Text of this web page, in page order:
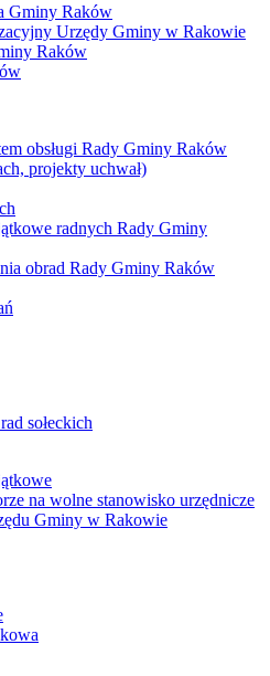
Gminy Raków
Urzędy Gminy w Rakowie
Raków
obsługi Rady Gminy Raków
projekty uchwał)
radnych Rady Gminy
obrad Rady Gminy Raków
sołeckich
na wolne stanowisko urzędnicze
Gminy w Rakowie